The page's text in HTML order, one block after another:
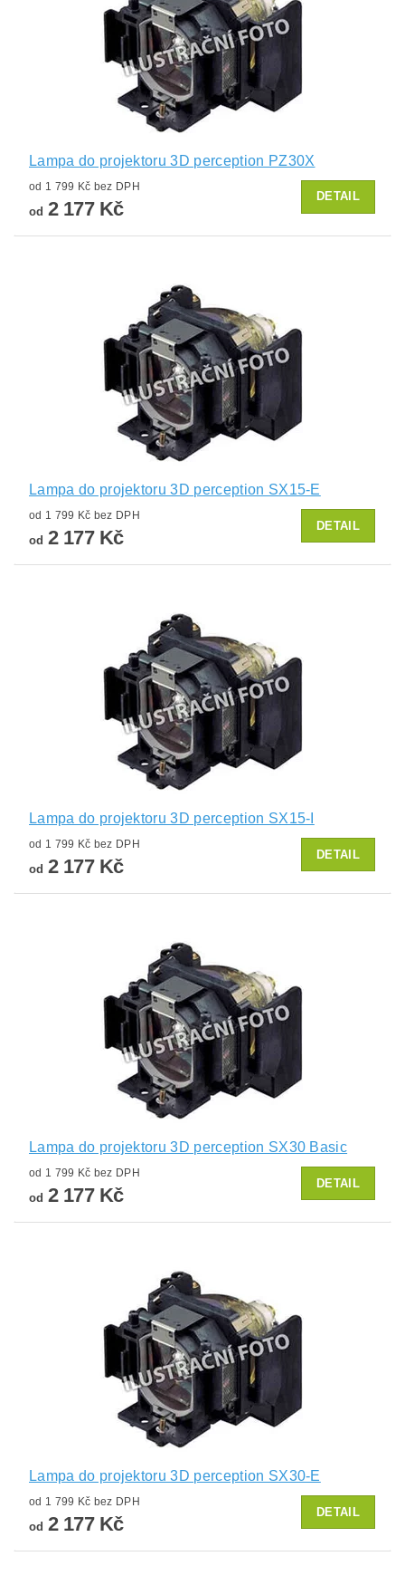
Lampa do projektoru 3D perception PZ30X
od 1 799 Kč bez DPH
od 2 177 Kč
DETAIL
Lampa do projektoru 3D perception SX15-E
od 1 799 Kč bez DPH
od 2 177 Kč
DETAIL
Lampa do projektoru 3D perception SX15-I
od 1 799 Kč bez DPH
od 2 177 Kč
DETAIL
Lampa do projektoru 3D perception SX30 Basic
od 1 799 Kč bez DPH
od 2 177 Kč
DETAIL
Lampa do projektoru 3D perception SX30-E
od 1 799 Kč bez DPH
od 2 177 Kč
DETAIL